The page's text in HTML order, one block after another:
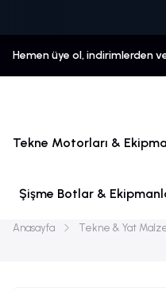
Hemen üye ol, indirimlerden
Tekne Motorları &
Şişme Botlar &
Anasayfa Tekne & Yat